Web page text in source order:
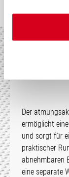
Der
ermöglicht
und sorgt für
praktischer
abnehmbaren
eine separate